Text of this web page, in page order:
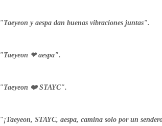
"Taeyeon y aespa dan buenas vibraciones juntas".
"Taeyeon ❤ aespa".
"Taeyeon ❤️ STAYC".
"¡Taeyeon, STAYC, aespa, camina solo por un